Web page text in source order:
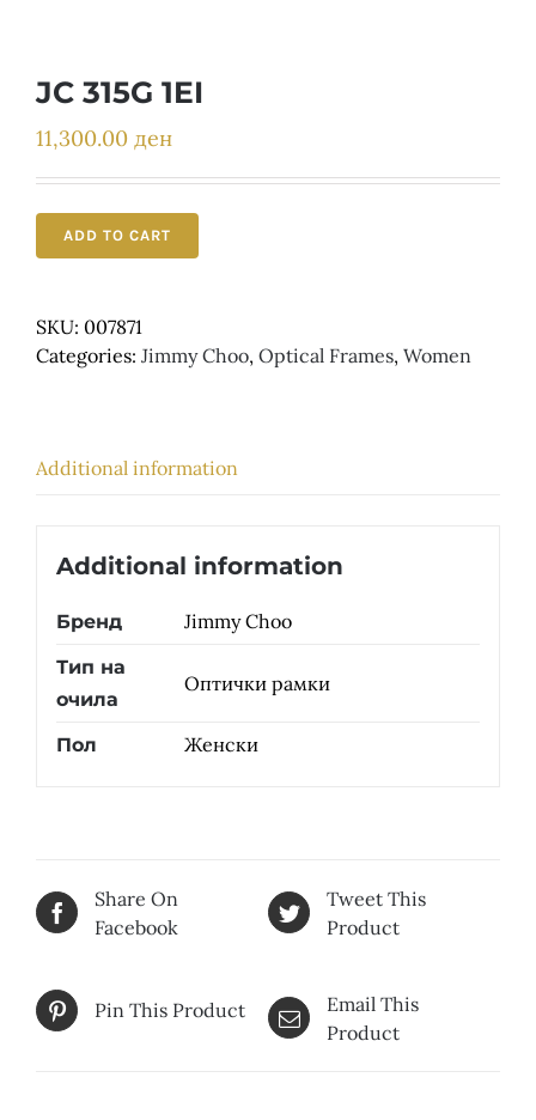
JC 315G 1EI
11,300.00 ден
ADD TO CART
SKU: 007871
Categories: Jimmy Choo, Optical Frames, Women
Additional information
Additional information
Бренд Jimmy Choo
Тип на
очила
Оптички рамки
Пол Женски
Share On
Facebook
Tweet This
Product
Pin This Product
Email This
Product